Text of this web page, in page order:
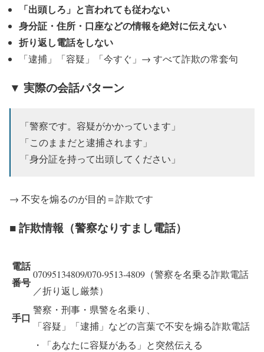
「出頭しろ」と言われても従わない
身分証・住所・口座などの情報を絶対に伝えない
折り返し電話をしない
「逮捕」「容疑」「今すぐ」→ すべて詐欺の常套句
▼ 実際の会話パターン
「警察です。容疑がかかっています」
「このままだと逮捕されます」
「身分証を持って出頭してください」
→ 不安を煽るのが目的＝詐欺です
■ 詐欺情報（警察なりすまし電話）
電話
番号
07095134809/070-9513-4809（警察を名乗る詐欺電話
／折り返し厳禁）
手口
警察・刑事・県警を名乗り、
「容疑」「逮捕」などの言葉で不安を煽る詐欺電話
・「あなたに容疑がある」と突然伝える